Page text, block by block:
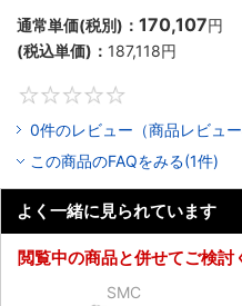
通常単価(税別)： 170,107円
(税込単価)： 187,118円
0件のレビュー（商品レビュー
この商品のFAQをみる(1件)
よく一緒に見られています
閲覧中の商品と併せてご検討
SMC